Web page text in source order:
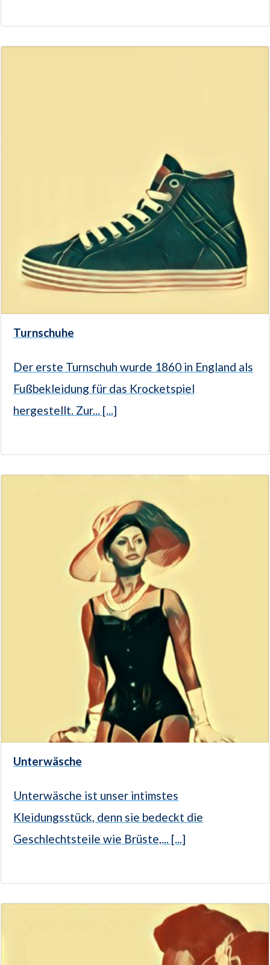
Turnschuhe
Der erste Turnschuh wurde 1860 in England als
Fußbekleidung für das Krocketspiel
hergestellt. Zur... [...]
Unterwäsche
Unterwäsche ist unser intimstes
Kleidungsstück, denn sie bedeckt die
Geschlechtsteile wie Brüste,... [...]